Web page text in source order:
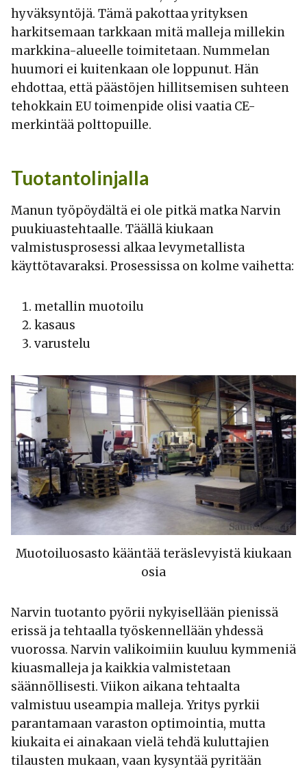
hyväksyntöjä. Tämä pakottaa yrityksen
harkitsemaan tarkkaan mitä malleja millekin
markkina-alueelle toimitetaan. Nummelan
huumori ei kuitenkaan ole loppunut. Hän
ehdottaa, että päästöjen hillitsemisen suhteen
tehokkain EU toimenpide olisi vaatia CE-
merkintää polttopuille.
Tuotantolinjalla
Manun työpöydältä ei ole pitkä matka Narvin
puukiuastehtaalle. Täällä kiukaan
valmistusprosessi alkaa levymetallista
käyttötavaraksi. Prosessissa on kolme vaihetta:
metallin muotoilu
kasaus
varustelu
Muotoiluosasto kääntää teräslevyistä kiukaan
osia
Narvin tuotanto pyörii nykyisellään pienissä
erissä ja tehtaalla työskennellään yhdessä
vuorossa. Narvin valikoimiin kuuluu kymmeniä
kiuasmalleja ja kaikkia valmistetaan
säännöllisesti. Viikon aikana tehtaalta
valmistuu useampia malleja. Yritys pyrkii
parantamaan varaston optimointia, mutta
kiukaita ei ainakaan vielä tehdä kuluttajien
tilausten mukaan, vaan kysyntää pyritään